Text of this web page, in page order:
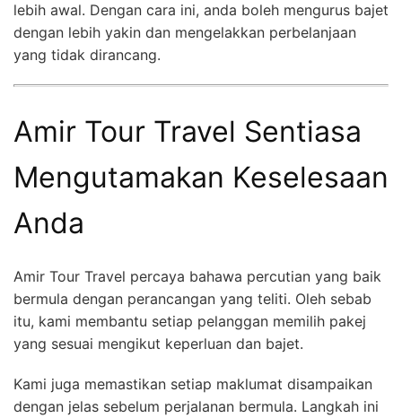
lebih awal. Dengan cara ini, anda boleh mengurus bajet
dengan lebih yakin dan mengelakkan perbelanjaan
yang tidak dirancang.
Amir Tour Travel Sentiasa
Mengutamakan Keselesaan
Anda
Amir Tour Travel percaya bahawa percutian yang baik
bermula dengan perancangan yang teliti. Oleh sebab
itu, kami membantu setiap pelanggan memilih pakej
yang sesuai mengikut keperluan dan bajet.
Kami juga memastikan setiap maklumat disampaikan
dengan jelas sebelum perjalanan bermula. Langkah ini